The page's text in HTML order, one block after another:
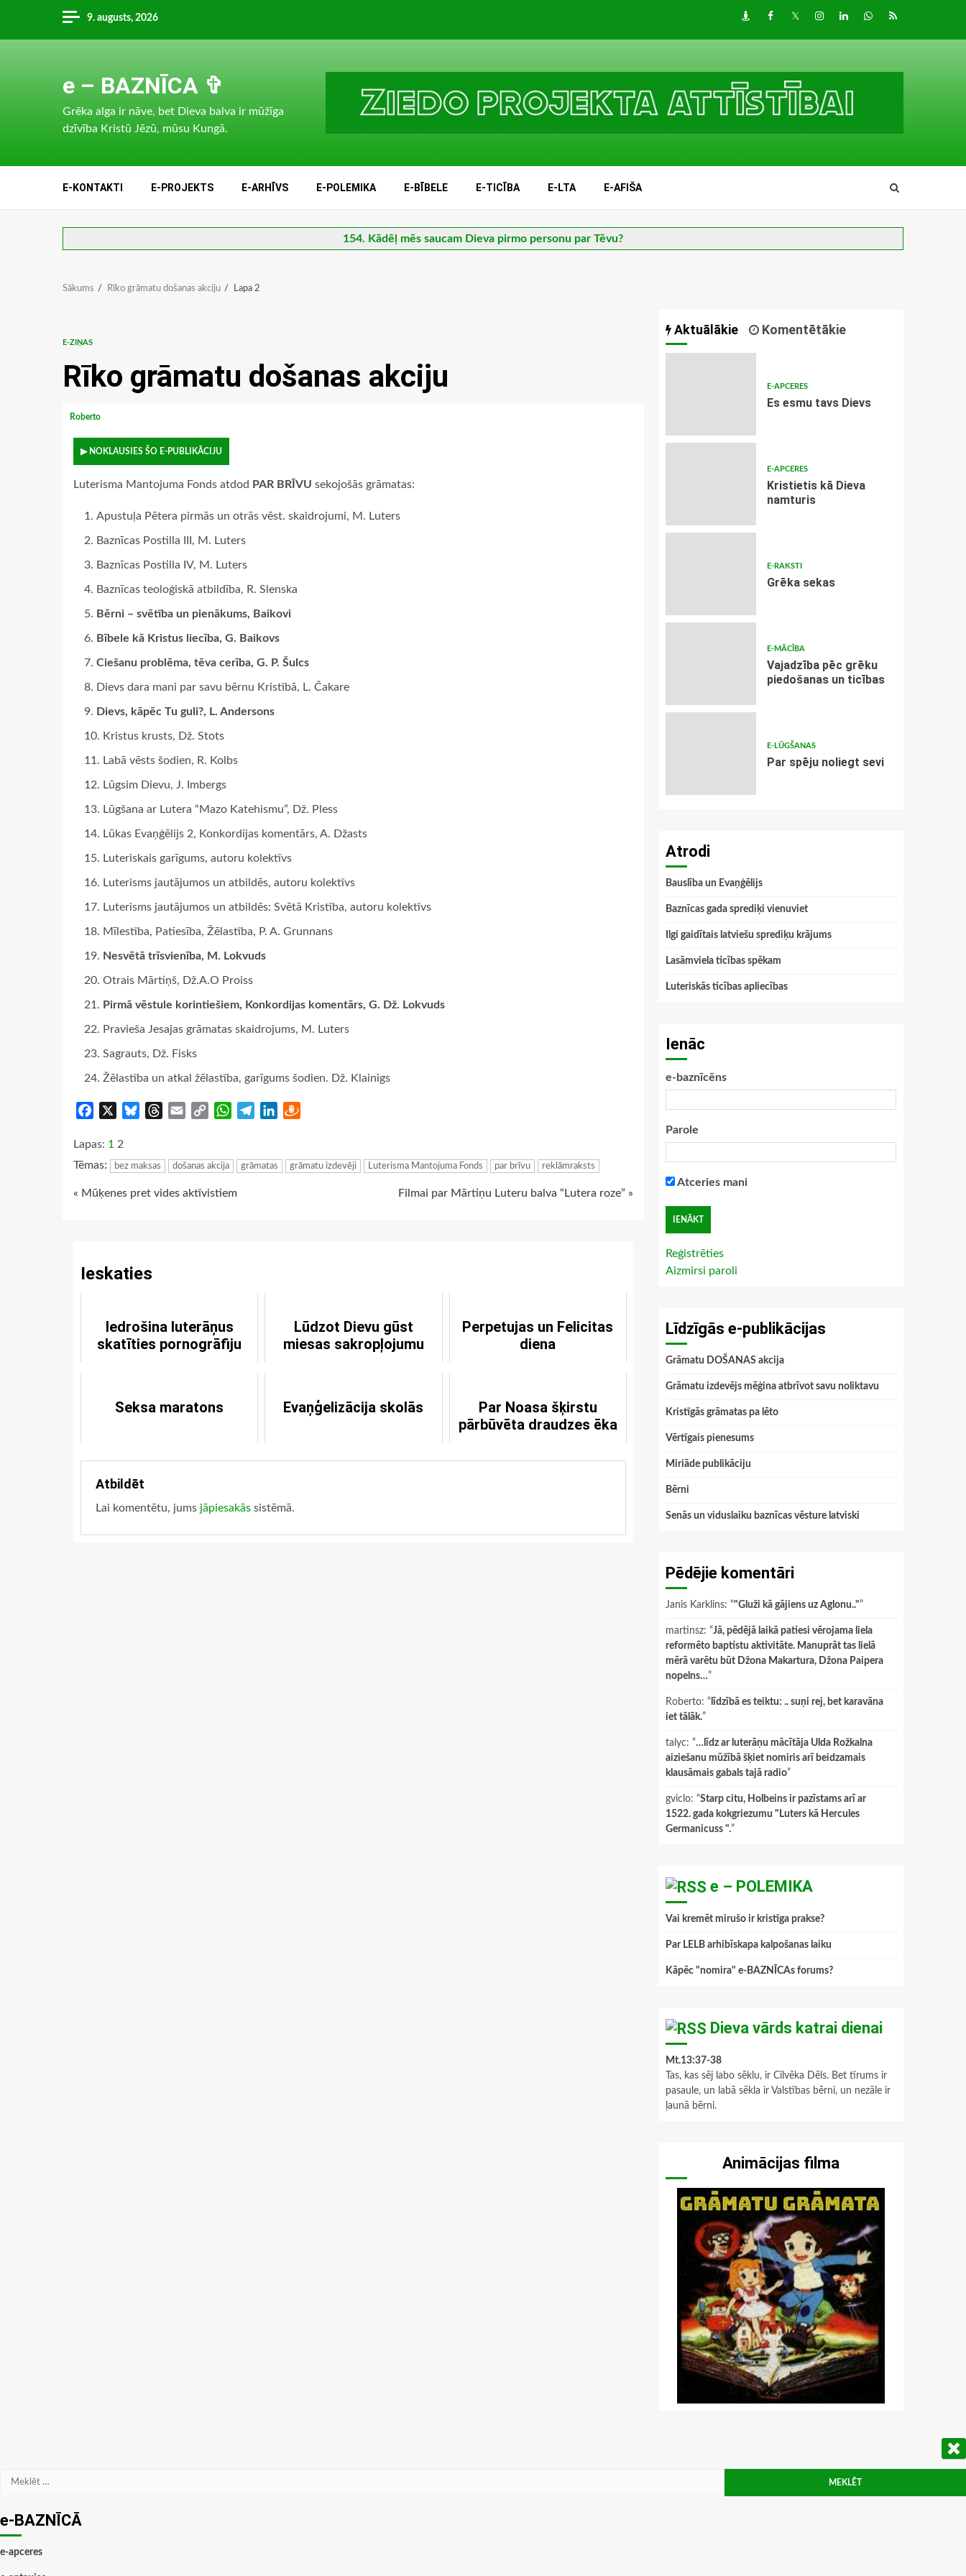
content
9. augusts, 2026 DraugiemFacebook
TwitterInstagram
LinkedInwhatsapp
RSS
e – BAZNĪCA ✞
Grēka alga ir nāve, bet Dieva balva ir mūžīga
dzīvība Kristū Jēzū, mūsu Kungā.
E-KONTAKTI E-PROJEKTS E-ARHĪVS E-POLEMIKA E-BĪBELE E-TICĪBA E-LTA E-AFIŠA
154. Kādēļ mēs saucam Dieva pirmo personu par Tēvu?
Sākums Rīko grāmatu došanas akciju Lapa 2
E-ZIŅAS
Rīko grāmatu došanas akciju
Roberto
▶ NOKLAUSIES ŠO E-PUBLIKĀCIJU
Luterisma Mantojuma Fonds atdod PAR BRĪVU sekojošās grāmatas:
Apustuļa Pētera pirmās un otrās vēst. skaidrojumi, M. Luters
Baznīcas Postilla III, M. Luters
Baznīcas Postilla IV, M. Luters
Baznīcas teoloģiskā atbildība, R. Slenska
Bērni – svētība un pienākums, Baikovi
Bībele kā Kristus liecība, G. Baikovs
Ciešanu problēma, tēva cerība, G. P. Šulcs
Dievs dara mani par savu bērnu Kristībā, L. Čakare
Dievs, kāpēc Tu guli?, L. Andersons
Kristus krusts, Dž. Stots
Labā vēsts šodien, R. Kolbs
Lūgsim Dievu, J. Imbergs
Lūgšana ar Lutera “Mazo Katehismu”, Dž. Pless
Lūkas Evaņģēlijs 2, Konkordijas komentārs, A. Džasts
Luteriskais garīgums, autoru kolektīvs
Luterisms jautājumos un atbildēs, autoru kolektīvs
Luterisms jautājumos un atbildēs: Svētā Kristība, autoru kolektīvs
Mīlestība, Patiesība, Žēlastība, P. A. Grunnans
Nesvētā trīsvienība, M. Lokvuds
Otrais Mārtiņš, Dž.A.O Proiss
Pirmā vēstule korintiešiem, Konkordijas komentārs, G. Dž. Lokvuds
Pravieša Jesajas grāmatas skaidrojums, M. Luters
Sagrauts, Dž. Fisks
Žēlastība un atkal žēlastība, garīgums šodien. Dž. Klainigs
Facebook BlueskyThreads
Email
Copy
WhatsApp
TelegramLinkedIn
Lapas: 1 2
Tēmas:
bez maksas došanas akcija grāmatas grāmatu izdevēji Luterisma Mantojuma Fonds par brīvu reklāmraksts
Continue
« Mūķenes pret vides aktīvistiem Filmai par Mārtiņu Luteru balva “Lutera roze” »
Ieskaties
Iedrošina luterāņus
skatīties pornogrāfiju
Lūdzot Dievu gūst
miesas sakropļojumu
Perpetujas un Felicitas
diena
Seksa maratons Evaņģelizācija skolās
Par Noasa šķirstu
pārbūvēta draudzes ēka
Atbildēt
Lai komentētu, jums jāpiesakās sistēmā.
Aktuālākie Komentētākie
E-APCERES
Es esmu tavs Dievs
E-APCERES
Kristietis kā Dieva
namturis
E-RAKSTI
Grēka sekas
E-MĀCĪBA
Vajadzība pēc grēku
piedošanas un ticības
E-LŪGŠANAS
Par spēju noliegt sevi
Atrodi
Bauslība un Evaņģēlijs
Baznīcas gada sprediķi vienuviet
Ilgi gaidītais latviešu sprediķu krājums
Lasāmviela ticības spēkam
Luteriskās ticības apliecības
Ienāc
e-baznīcēns
Parole
Atceries mani
Reģistrēties
Aizmirsi paroli
Līdzīgās e-publikācijas
Grāmatu DOŠANAS akcija
Grāmatu izdevējs mēģina atbrīvot savu noliktavu
Kristīgās grāmatas pa lēto
Vērtīgais pienesums
Miriāde publikāciju
Bērni
Senās un viduslaiku baznīcas vēsture latviski
Pēdējie komentāri
Janis Karklins: “"Gluži kā gājiens uz Aglonu.."”
martinsz: “Jā, pēdējā laikā patiesi vērojama liela
reformēto baptistu aktivitāte. Manuprāt tas lielā
mērā varētu būt Džona Makartura, Džona Paipera
nopelns…”
Roberto: “ līdzībā es teiktu: .. suņi rej, bet karavāna
iet tālāk.”
talyc: “…līdz ar luterāņu mācītāja Ulda Rožkalna
aiziešanu mūžībā šķiet nomiris arī beidzamais
klausāmais gabals tajā radio”
gviclo: “Starp citu, Holbeins ir pazīstams arī ar
1522. gada kokgriezumu "Luters kā Hercules
Germanicuss ".”
e – POLEMIKA
Vai kremēt mirušo ir kristīga prakse?
Par LELB arhibīskapa kalpošanas laiku
Kāpēc "nomira" e-BAZNĪCAs forums?
Dieva vārds katrai dienai
Mt.13:37-38
Tas, kas sēj labo sēklu, ir Cilvēka Dēls. Bet tīrums ir
pasaule, un labā sēkla ir Valstības bērni, un nezāle ir
ļaunā bērni.
Animācijas filma
Meklēt:
e-BAZNĪCĀ
e-apceres